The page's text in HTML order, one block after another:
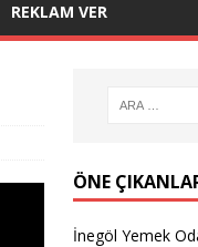
REKLAM VER
ÖNE
İnegöl Yemek